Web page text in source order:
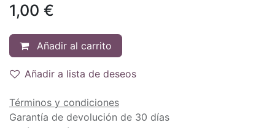
1,00 €
Añadir al carrito
Añadir a lista de deseos
Términos y condiciones
Garantía de devolución de 30 días